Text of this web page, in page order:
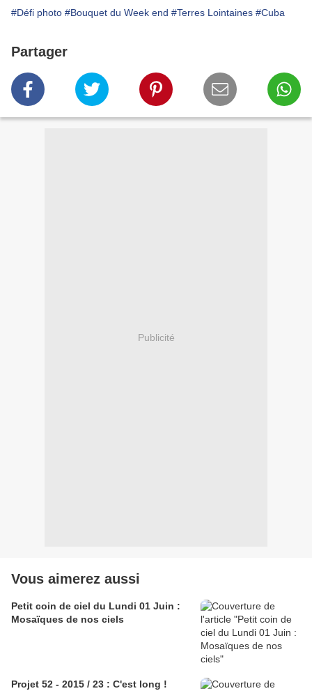
#Défi photo #Bouquet du Week end #Terres Lointaines #Cuba
Partager
Publicité
Vous aimerez aussi
Petit coin de ciel du Lundi 01 Juin :
Mosaïques de nos ciels
Projet 52 - 2015 / 23 : C'est long !